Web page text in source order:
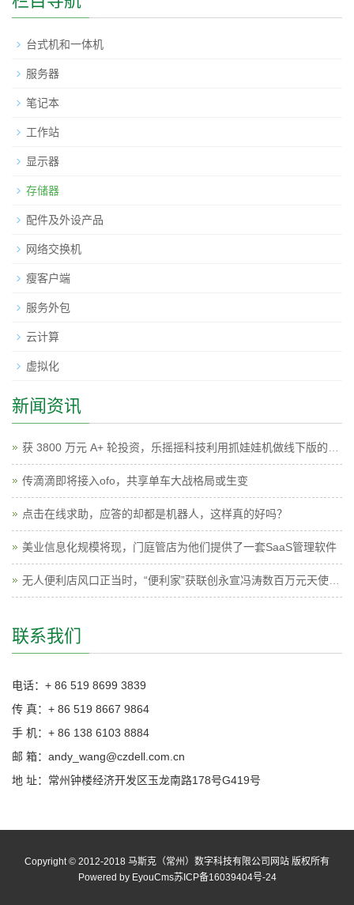
台式机和一体机
服务器
笔记本
工作站
显示器
存储器
配件及外设产品
网络交换机
瘦客户端
服务外包
云计算
虚拟化
新闻资讯
传滴滴即将接入ofo，共享单车大战格局或生变
点击在线求助，应答的却都是机器人，这样真的好吗？
美业信息化规模将现，门庭管店为他们提供了一套SaaS管理软件
联系我们
电话：+ 86 519 8699 3839
传 真：+ 86 519 8667 9864
手 机：+ 86 138 6103 8884
邮 箱：andy_wang@czdell.com.cn
地 址：常州钟楼经济开发区玉龙南路178号G419号
Copyright © 2012-2018 马斯克（常州）数字科技有限公司网站 版权所有
Powered by EyouCms苏ICP备16039404号-24